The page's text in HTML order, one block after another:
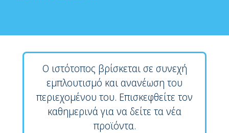
Ο ιστότοπος βρίσκεται σε συνεχή
εμπλουτισμό και ανανέωση του
περιεχομένου του. Επισκεφθείτε τον
καθημερινά για να δείτε τα νέα
προϊόντα.